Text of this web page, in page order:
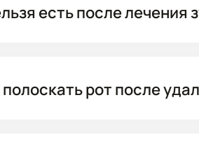
есть после лечения
рот после